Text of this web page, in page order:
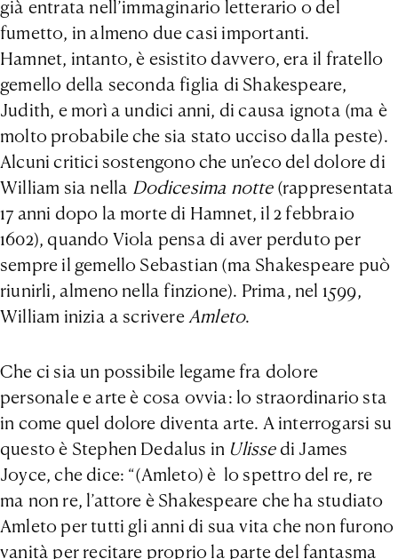
già entrata nell’immaginario letterario o del
fumetto, in almeno due casi importanti.
Hamnet, intanto, è esistito davvero, era il fratello
gemello della seconda figlia di Shakespeare,
Judith, e morì a undici anni, di causa ignota (ma è
molto probabile che sia stato ucciso dalla peste).
Alcuni critici sostengono che un’eco del dolore di
William sia nella Dodicesima notte (rappresentata
17 anni dopo la morte di Hamnet, il 2 febbraio
1602), quando Viola pensa di aver perduto per
sempre il gemello Sebastian (ma Shakespeare può
riunirli, almeno nella finzione). Prima, nel 1599,
William inizia a scrivereAmleto.
Che ci sia un possibile legame fra dolore
personale e arte è cosa ovvia: lo straordinario sta
in come quel dolore diventa arte. A interrogarsi su
questo è Stephen Dedalus in Ulissedi James
Joyce, che dice: “(Amleto) è lo spettro del re, re
ma non re, l’attore è Shakespeare che ha studiato
Amleto per tutti gli anni di sua vita che non furono
vanità per recitare proprio la parte del fantasma